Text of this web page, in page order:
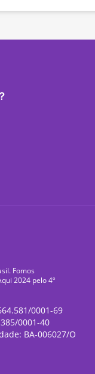
Fomos
2024 pelo 4º
0001-69
0001-40
BA-006027/O